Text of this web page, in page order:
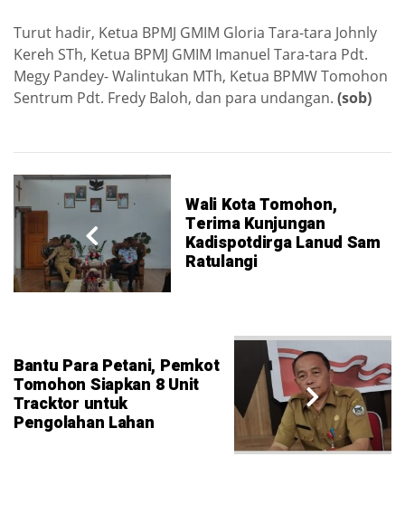
Turut hadir, Ketua ΒPΜJ GMIM Gloria Tara-tara Johnly
Kereh STh, Ketua BPMJ GMIM Imanuel Tara-tara Pdt.
Megy Pandey- Walintukan MTh, Ketua BPMW Tomohon
Sentrum Pdt. Fredy Baloh, dan para undangan. (sob)
Wali Kota Tomohon,
Terima Kunjungan
Kadispotdirga Lanud Sam
Ratulangi
Bantu Para Petani, Pemkot
Tomohon Siapkan 8 Unit
Tracktor untuk
Pengolahan Lahan